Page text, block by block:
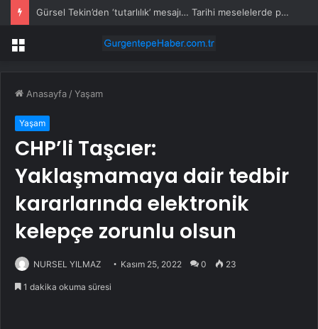
Gürsel Tekin’den ‘tutarlılık’ mesajı… Tarihi meselelerde pusula net olmalı
Menü
Anasayfa /Yaşam
Yaşam
CHP’li Taşcıer:
Yaklaşmamaya dair tedbir
kararlarında elektronik
kelepçe zorunlu olsun
NURSEL YILMAZ Kasım 25, 2022 0 23
1 dakika okuma süresi